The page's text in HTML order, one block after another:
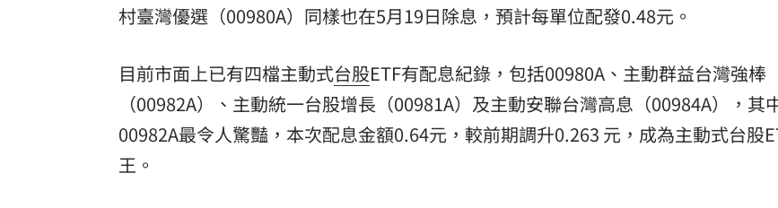
村臺灣優選（00980A）同樣也在5月19日除息，預計每單位配發0.48元。
目前市面上已有四檔主動式台股ETF有配息紀錄，包括00980A、主動群益台灣強棒
（00982A）、主動統一台股增長（00981A）及主動安聯台灣高息（00984A），其
00982A最令人驚豔，本次配息金額0.64元，較前期調升0.263 元，成為主動式台股
王。